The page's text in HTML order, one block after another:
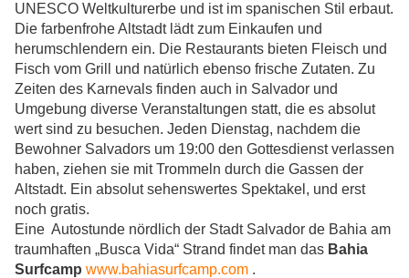
UNESCO Weltkulturerbe und ist im spanischen Stil erbaut.
Die farbenfrohe Altstadt lädt zum Einkaufen und
herumschlendern ein. Die Restaurants bieten Fleisch und
Fisch vom Grill und natürlich ebenso frische Zutaten. Zu
Zeiten des Karnevals finden auch in Salvador und
Umgebung diverse Veranstaltungen statt, die es absolut
wert sind zu besuchen. Jeden Dienstag, nachdem die
Bewohner Salvadors um 19:00 den Gottesdienst verlassen
haben, ziehen sie mit Trommeln durch die Gassen der
Altstadt. Ein absolut sehenswertes Spektakel, und erst
noch gratis.
Eine Autostunde nördlich der Stadt Salvador de Bahia am
traumhaften „Busca Vida“ Strand findet man das Bahia
Surfcamp www.bahiasurfcamp.com .